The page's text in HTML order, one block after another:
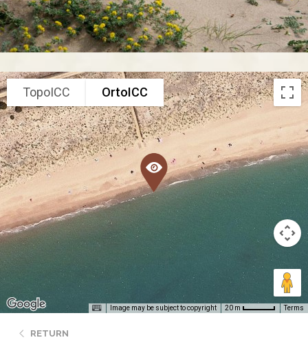
TopoICC OrtoICC
Image may be subject to copyright 20 m Terms
RETURN